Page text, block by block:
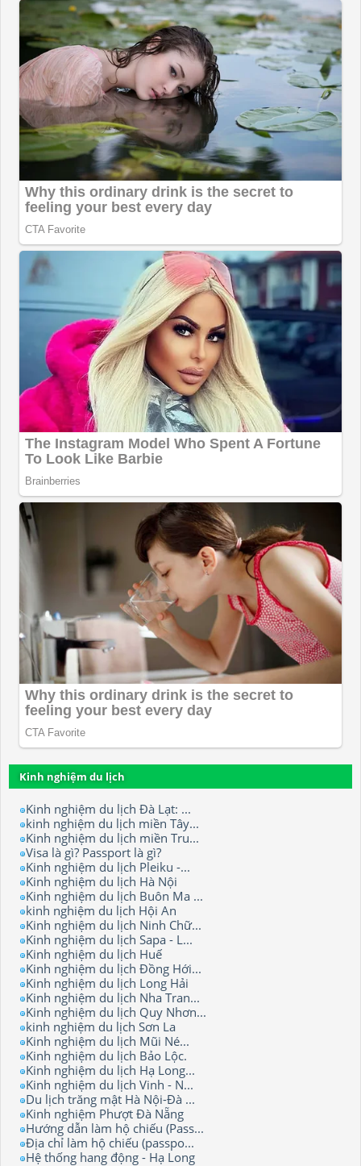
Kinh nghiệm du lịch
Kinh nghiệm du lịch Đà Lạt: ...
kinh nghiệm du lịch miền Tây...
Kinh nghiệm du lịch miền Tru...
Visa là gì? Passport là gì?
Kinh nghiệm du lịch Pleiku -...
Kinh nghiệm du lịch Hà Nội
Kinh nghiệm du lịch Buôn Ma ...
kinh nghiệm du lịch Hội An
Kinh nghiệm du lịch Ninh Chữ...
Kinh nghiệm du lịch Sapa - L...
Kinh nghiệm du lịch Huế
Kinh nghiệm du lịch Đồng Hới...
Kinh nghiệm du lịch Long Hải
Kinh nghiệm du lịch Nha Tran...
Kinh nghiệm du lịch Quy Nhơn...
kinh nghiệm du lịch Sơn La
Kinh nghiệm du lịch Mũi Né...
Kinh nghiệm du lịch Bảo Lộc.
Kinh nghiệm du lịch Hạ Long...
Kinh nghiệm du lịch Vinh - N...
Du lịch trăng mật Hà Nội-Đà ...
Kinh nghiệm Phượt Đà Nẵng
Hướng dẫn làm hộ chiếu (Pass...
Địa chỉ làm hộ chiếu (passpo...
Hệ thống hang động - Hạ Long